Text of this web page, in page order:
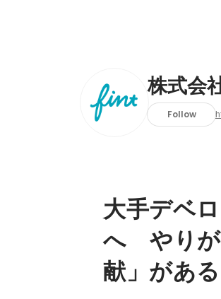
株式会
Follow
大手デベ
へ やりが
献」があ